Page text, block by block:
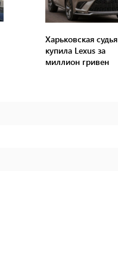
Харьковская судья
купила Lexus за
миллион гривен